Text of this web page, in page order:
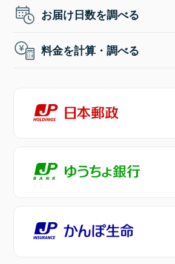
お届け日数を調べる
料金を計算・調べる